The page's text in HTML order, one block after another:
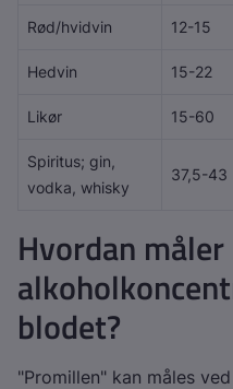
Rød/hvidvin 12-15
Hedvin 15-22
Likør 15-60
Spiritus; gin,
vodka, whisky
37,5-43
Hvordan
blodet?
"Promillen" kan måles